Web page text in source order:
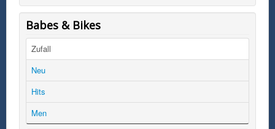
Babes & Bikes
Zufall
Neu
Hits
Men